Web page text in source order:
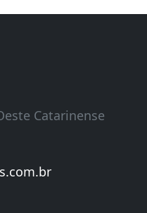
Catarinense